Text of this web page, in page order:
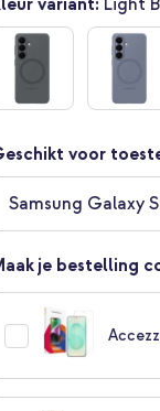
variant: Light
voor
Samsung Galaxy
je bestelling